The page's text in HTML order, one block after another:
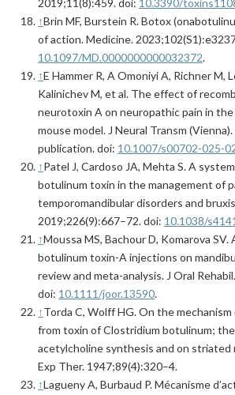
↑Brin MF, Burstein R. Botox
of action. Medicine.
10.1097/MD.0000000000032372.
↑E Hammer R, A Omoniyi A, Richner M,
Kalinichev M, et al. The effect of
neurotoxin A on neuropathic pain in
mouse model. J Neural Transm
publication. doi: 10.1007/s00702-025-
↑Patel J, Cardoso JA, Mehta S. A
botulinum toxin in the management of
temporomandibular disorders and
2019;226(9):667–72. doi: 10.1038/
↑Moussa MS, Bachour D, Komarova
botulinum toxin-A injections on
review and meta-analysis. J Oral
doi: 10.1111/joor.13590.
↑Torda C, Wolff HG. On the
from toxin of Clostridium botulinum;
acetylcholine synthesis and on striated
Exp Ther. 1947;89(4):320–4.
↑Lagueny A, Burbaud P. Mécanisme